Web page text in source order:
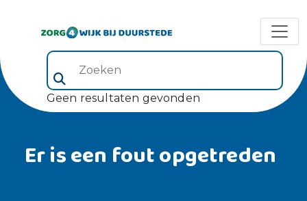
Zoeken (veld 5)
Geen resultaten gevonden
Er is een fout opgetreden